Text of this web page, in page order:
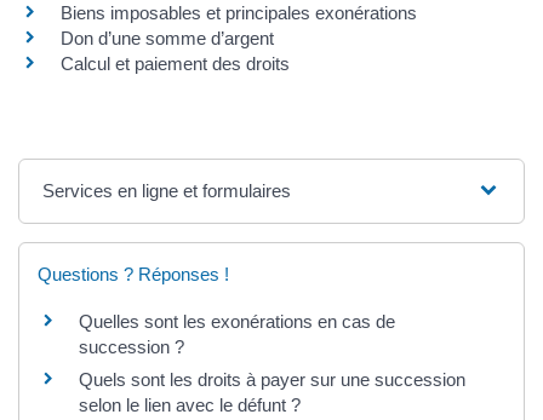
Biens imposables et principales exonérations
Don d’une somme d’argent
Calcul et paiement des droits
Services en ligne et formulaires
Questions ? Réponses !
Quelles sont les exonérations en cas de
succession ?
Quels sont les droits à payer sur une succession
selon le lien avec le défunt ?